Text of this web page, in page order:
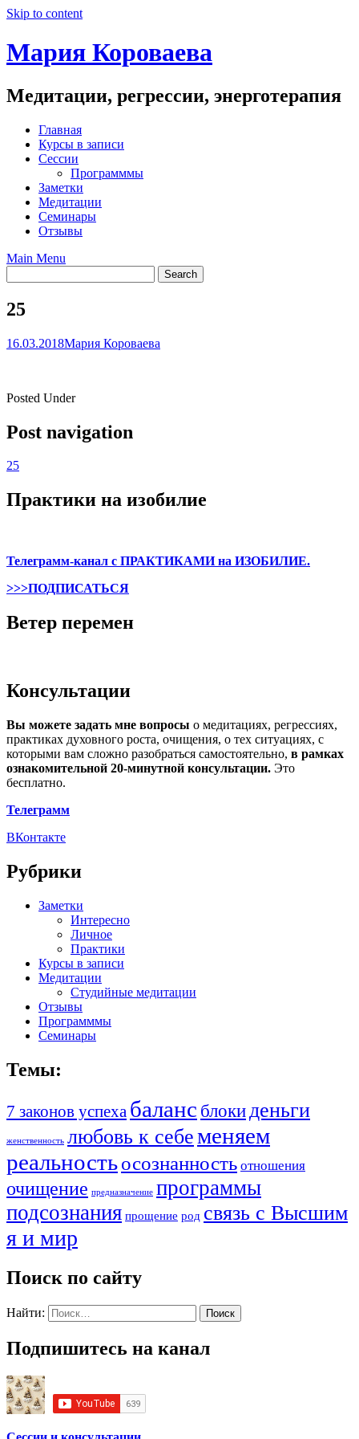
Skip to content
Мария Короваева
Медитации, регрессии, энерготерапия
Главная
Курсы в записи
Сессии
Программмы
Заметки
Медитации
Семинары
Отзывы
Main Menu
25
16.03.2018Мария Короваева
Posted Under
Post navigation
25
Практики на изобилие
Телеграмм-канал с ПРАКТИКАМИ на ИЗОБИЛИЕ.
>>>ПОДПИСАТЬСЯ
Ветер перемен
Консультации
Вы можете задать мне вопросы о медитациях, регрессиях,
практиках духовного роста, очищения, о тех ситуациях, с
которыми вам сложно разобраться самостоятельно, в рамках
ознакомительной 20-минутной консультации. Это
бесплатно.
Телеграмм
ВКонтакте
Рубрики
Заметки
Интересно
Личное
Практики
Курсы в записи
Медитации
Студийные медитации
Отзывы
Программмы
Семинары
Темы:
7 законов успеха баланс блокиденьги
женственность любовь к себеменяем
реальностьосознанность отношения
очищение предназначение программы
подсознания прощение род связь с Высшим
я и мир
Поиск по сайту
Найти:
Подпишитесь на канал